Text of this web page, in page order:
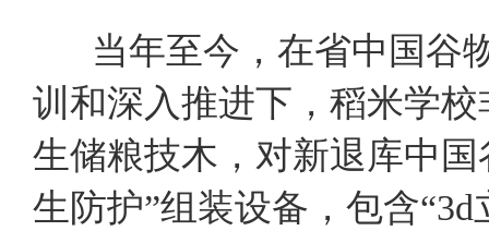
当年至今，在省中国谷
训和深入推进下，稻米学
生储粮技木，对新退库中
生防护”组装设备，包含